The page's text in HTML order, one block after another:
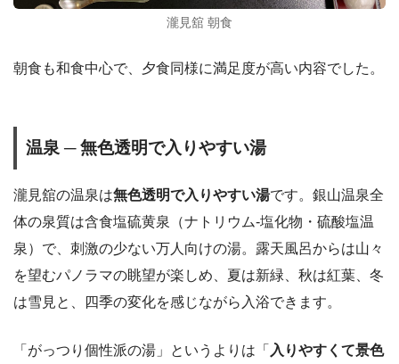
瀧見舘 朝食
朝食も和食中心で、夕食同様に満足度が高い内容でした。
温泉 ─ 無色透明で入りやすい湯
瀧見舘の温泉は無色透明で入りやすい湯です。銀山温泉全
体の泉質は含食塩硫黄泉（ナトリウム-塩化物・硫酸塩温
泉）で、刺激の少ない万人向けの湯。露天風呂からは山々
を望むパノラマの眺望が楽しめ、夏は新緑、秋は紅葉、冬
は雪見と、四季の変化を感じながら入浴できます。
「がっつり個性派の湯」というよりは「 入りやすくて景色